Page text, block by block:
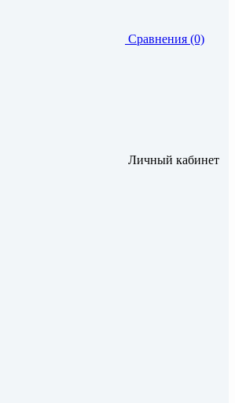
Сравнения (0)
Личный кабинет